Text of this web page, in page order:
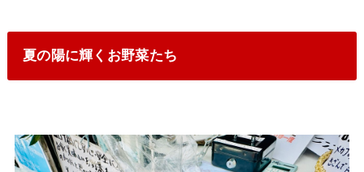
夏の陽に輝くお野菜たち